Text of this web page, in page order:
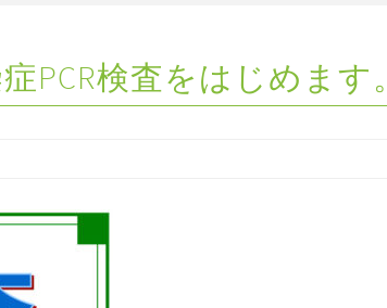
PCR検査をはじめます。